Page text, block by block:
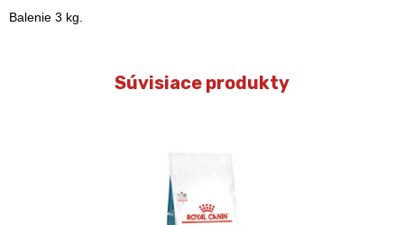
Balenie 3 kg.
Súvisiace produkty